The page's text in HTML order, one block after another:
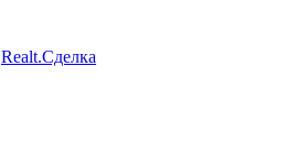
Realt.Сделка